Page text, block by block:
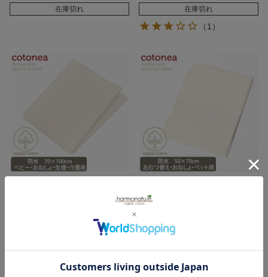
在庫切れ 在庫切れ
（1）
オーガニックコットン 防水シー
オーガニックコットン 防水シー
5,830